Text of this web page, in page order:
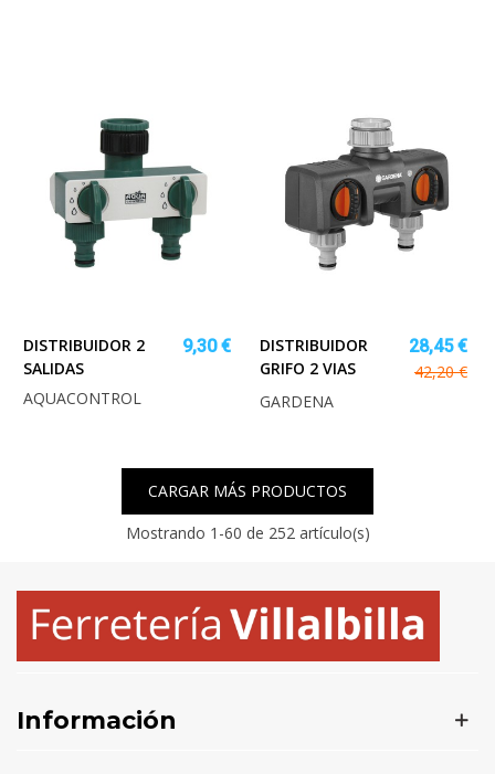
DISTRIBUIDOR 2
SALIDAS
9,30 €
AQUACONTROL
DISTRIBUIDOR
GRIFO 2 VIAS
28,45 €
42,20 €
GARDENA
CARGAR MÁS PRODUCTOS
Mostrando 1 -60 de 252 artículo(s)
Información